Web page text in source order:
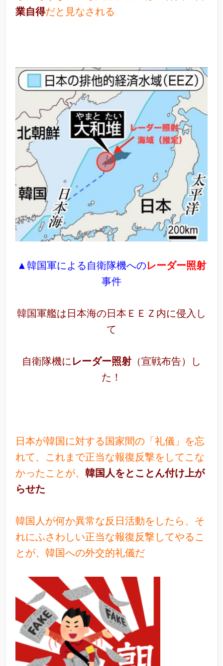
業自得だと見なされる
▲韓国軍による自衛隊機へのレーダー照射
事件
韓国軍艦は日本海の日本ＥＥＺ内に侵入し
て
自衛隊機に レーダー照射 （宣戦布告）し
た！
日本が韓国に対する国家間の「礼儀」を忘
れて、これまで正当な報復反撃をしてこな
かったことが、 韓国人をとことん付け上が
らせた
韓国人が何か異常な反日活動をしたら、そ
れにふさわしい正当な報復反撃してやるこ
とが、韓国への外交的礼儀だ